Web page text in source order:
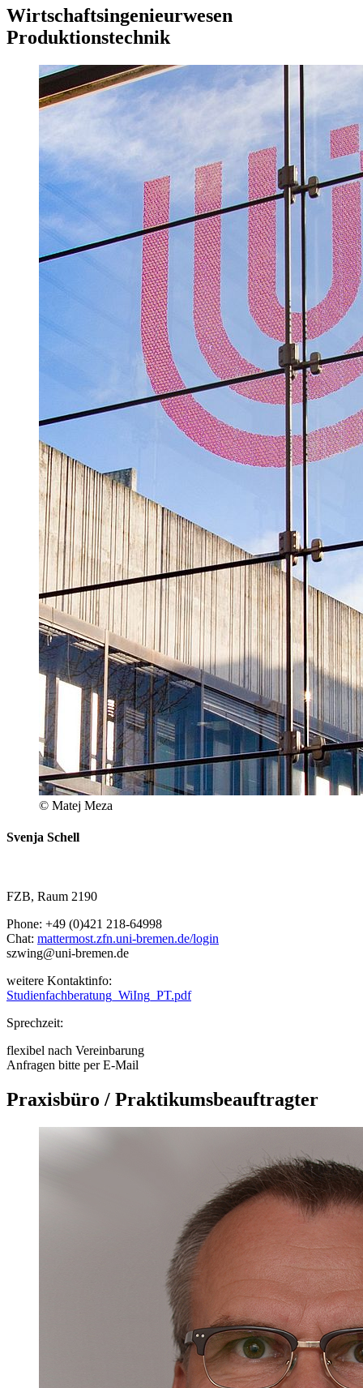
Wirtschaftsingenieurwesen
Produktionstechnik
© Matej Meza
Svenja Schell
FZB, Raum 2190
Phone: +49 (0)421 218-64998
Chat: mattermost.zfn.uni-bremen.de/login
szwing@uni-bremen.de
weitere Kontaktinfo:
Studienfachberatung_WiIng_PT.pdf
Sprechzeit:
flexibel nach Vereinbarung
Anfragen bitte per E-Mail
Praxisbüro / Praktikumsbeauftragter